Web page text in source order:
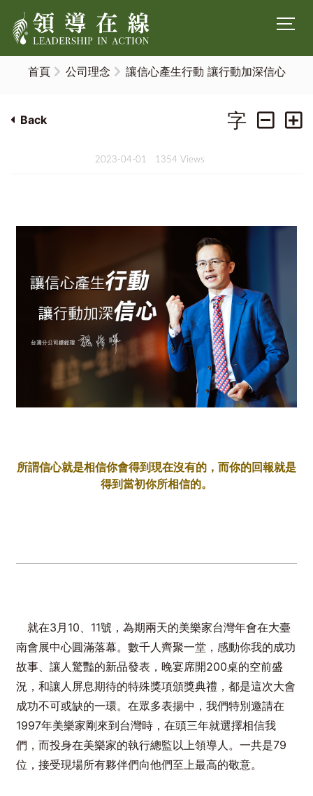
首頁 公司理念 讓信心產生行動 讓行動加深信心
Back 字
2023-04-01 1354 Views
所謂信心就是相信你會得到現在沒有的，而你的回報就是
得到當初你所相信的。
就在3月10、11號，為期兩天的美樂家台灣年會在大臺
南會展中心圓滿落幕。數千人齊聚一堂，感動你我的成功
故事、讓人驚豔的新品發表，晚宴席開200桌的空前盛
況，和讓人屏息期待的特殊獎項頒獎典禮，都是這次大會
成功不可或缺的一環。在眾多表揚中，我們特別邀請在
1997年美樂家剛來到台灣時，在頭三年就選擇相信我
們，而投身在美樂家的執行總監以上領導人。一共是79
位，接受現場所有夥伴們向他們至上最高的敬意。